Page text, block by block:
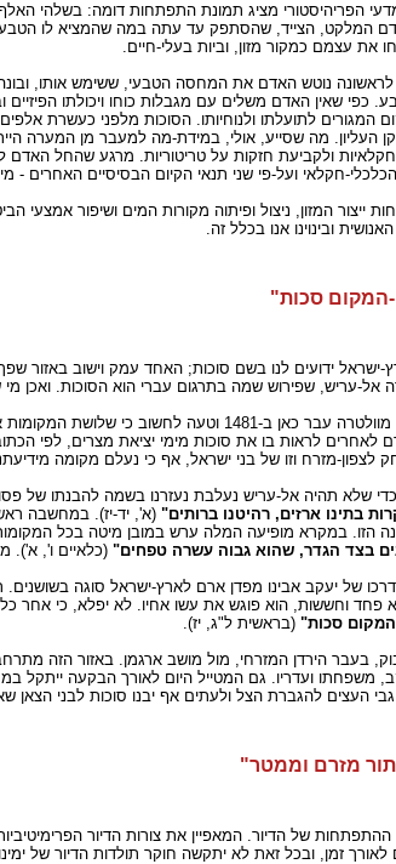
הפריהיסטורי מציג תמונת התפתחות דומה: בשלהי
המלקט, הצייד, שהסתפק עד עתה במה שהמציא לו הטבע
את עצמם כמקור מזון, וביות בעלי-חיים.
לראשונה נוטש האדם את המחסה הטבעי, ששימש אותו,
כפי שאין האדם משלים עם מגבלות כוחו ויכולתו
המגורים לתועלתו ולנוחיותו. הסוכות מלפני כעשרת
העליון. מה שסייע, אולי, במידת-מה למעבר מן
ולקביעת חזקות על טריטוריות. מרגע שהחל האדם
חקלאי ועל-פי שני תנאי הקיום הבסיסיים האחרים -
המזון, ניצול ופיתוה מקורות המים ושיפור אמצעי
ובינוינו אנו בכלל זה.
המקום סכות"
ידועים לנו בשם סוכות; האחד עמק וישוב באזור
אל-עריש, שפירוש שמה בתרגום עברי הוא הסוכות. ואכן
נוסע יהודי בשם רבי משולם מוולטרה עבר
לאחרים לראות בו את סוכות מימי יציאת מצרים, לפי
מזרח וזו של בני ישראל, אף כי נעלם מקומה
שלא תהיה אל-עריש נעלבת נעזרנו בשמה להבנתו של
בתינו ארזים, רהיטנו ברותים" (א', יד-יז). במחשבה
הזו. במקרא מופיעה המלה ערש במובן מיטה בכל
בצד הגדר, שהוא גבוה עשרה טפחים" (כלאיים ו', א').
דרכו של יעקב אבינו מפדן ארם לארץ-ישראל סוגה
פחד וחששות, הוא פוגש את עשו אחיו. לא יפלא, כי אחר
סכות" (בראשית ל"ג, יז).
בעבר הירדן המזרחי, מול מושב ארגמן. באזור הזה
משפחתו ועדריו. גם המטייל היום לאורך הבקעה
העצים להגברת הצל ולעתים אף יבנו סוכות לבני הצאן
מזרם וממטר"
של הדיור. המאפיין את צורות הדיור
זמן, ובכל זאת לא יתקשה חוקר תולדות הדיור של